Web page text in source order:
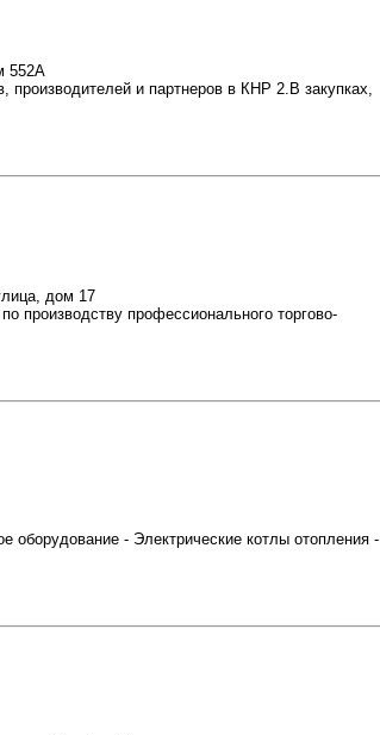
552А
и партнеров в КНР 2.В закупках,
дом 17
производству профессионального торгово-
- Электрические котлы отопления -